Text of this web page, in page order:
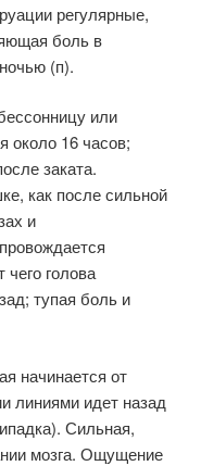
регулярные,
боль в
(п).
или
около 16 часов;
заката.
как после сильной
и
голова
тупая боль и
начинается от
линиями идет назад
Сильная,
мозга. Ощущение